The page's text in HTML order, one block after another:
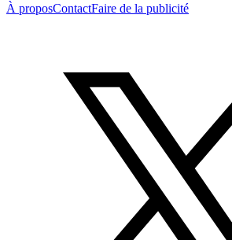
À proposContactFaire de la publicité